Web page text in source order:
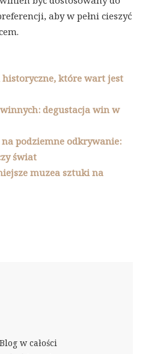
aby w pełni cieszyć
które wart jest
degustacja win w
podziemne odkrywanie:
świat
muzea sztuki na
w całości